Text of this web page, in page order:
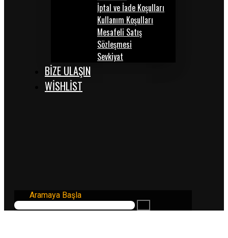
İptal ve İade Koşulları
Kullanım Koşulları
Mesafeli Satış
Sözleşmesi
Sevkiyat
BİZE ULAŞIN
WISHLIST
Aramaya Başla